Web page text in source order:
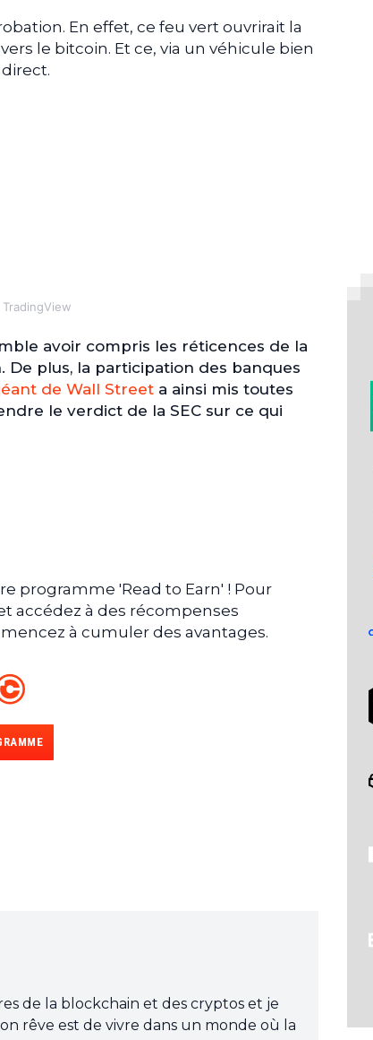
En effet, ce feu vert ouvrirait la
le bitcoin. Et ce, via un véhicule bien
TradingView
avoir compris les réticences de la
De plus, la participation des banques
de Wall Street a ainsi mis toutes
le verdict de la SEC sur ce qui
programme 'Read to Earn' ! Pour
accédez à des récompenses
à cumuler des avantages.
de la blockchain et des cryptos et je
rêve est de vivre dans un monde où la